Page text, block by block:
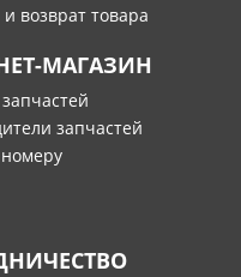
возврат товара
МАГАЗИН
запчастей